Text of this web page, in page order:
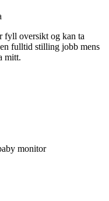
fyll oversikt og kan ta
fulltid stilling jobb mens
mitt.
monitor